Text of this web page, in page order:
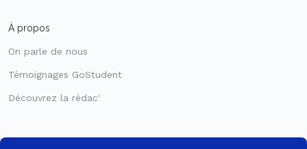
À propos
On parle de nous
Témoignages GoStudent
Découvrez la rédac'